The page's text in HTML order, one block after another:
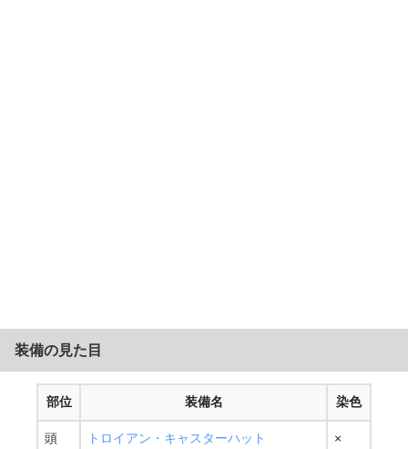
装備の見た目
部位 装備名 染色
頭 トロイアン・キャスターハット ×